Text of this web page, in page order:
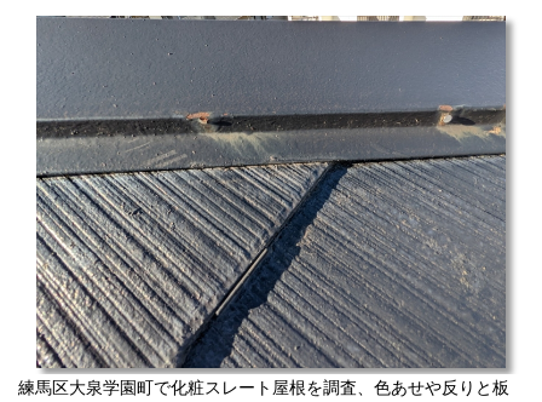
練馬区大泉学園町で化粧スレート屋根を調査、色あせや反りと板